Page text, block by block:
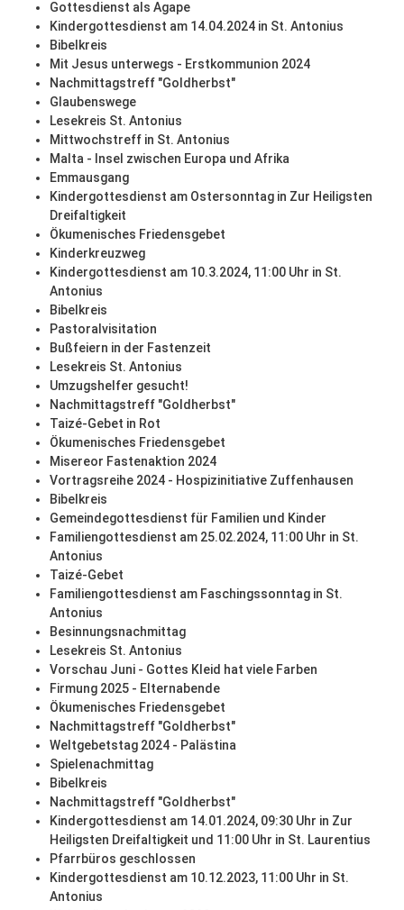
Gottesdienst als Agape
Kindergottesdienst am 14.04.2024 in St. Antonius
Bibelkreis
Mit Jesus unterwegs - Erstkommunion 2024
Nachmittagstreff "Goldherbst"
Glaubenswege
Lesekreis St. Antonius
Mittwochstreff in St. Antonius
Malta - Insel zwischen Europa und Afrika
Emmausgang
Kindergottesdienst am Ostersonntag in Zur Heiligsten
Dreifaltigkeit
Ökumenisches Friedensgebet
Kinderkreuzweg
Kindergottesdienst am 10.3.2024, 11:00 Uhr in St.
Antonius
Bibelkreis
Pastoralvisitation
Bußfeiern in der Fastenzeit
Lesekreis St. Antonius
Umzugshelfer gesucht!
Nachmittagstreff "Goldherbst"
Taizé-Gebet in Rot
Ökumenisches Friedensgebet
Misereor Fastenaktion 2024
Vortragsreihe 2024 - Hospizinitiative Zuffenhausen
Bibelkreis
Gemeindegottesdienst für Familien und Kinder
Familiengottesdienst am 25.02.2024, 11:00 Uhr in St.
Antonius
Taizé-Gebet
Familiengottesdienst am Faschingssonntag in St.
Antonius
Besinnungsnachmittag
Lesekreis St. Antonius
Vorschau Juni - Gottes Kleid hat viele Farben
Firmung 2025 - Elternabende
Ökumenisches Friedensgebet
Nachmittagstreff "Goldherbst"
Weltgebetstag 2024 - Palästina
Spielenachmittag
Bibelkreis
Nachmittagstreff "Goldherbst"
Kindergottesdienst am 14.01.2024, 09:30 Uhr in Zur
Heiligsten Dreifaltigkeit und 11:00 Uhr in St. Laurentius
Pfarrbüros geschlossen
Kindergottesdienst am 10.12.2023, 11:00 Uhr in St.
Antonius